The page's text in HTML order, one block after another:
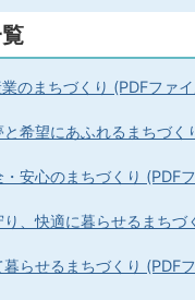
のまちづくり (PDFファ
希望にあふれるまちづく
安心のまちづくり (PDF
、快適に暮らせるまち
らせるまちづくり (PDF